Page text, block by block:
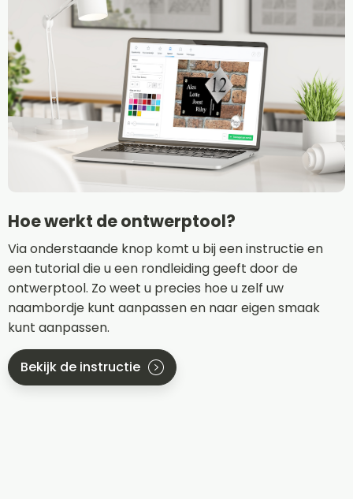
Hoe werkt de ontwerptool?
Via onderstaande knop komt u bij een instructie en
een tutorial die u een rondleiding geeft door de
ontwerptool. Zo weet u precies hoe u zelf uw
naambordje kunt aanpassen en naar eigen smaak
kunt aanpassen.
Bekijk de instructie